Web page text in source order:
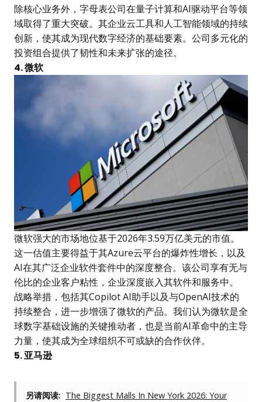
除核心业务外，字母表公司在量子计算和AI驱动平台等领
域取得了重大突破。其企业云工具和人工智能领域的持续
创新，使其成为现代数字经济的基础要素。公司多元化的
投资组合提供了韧性和未来扩张的途径。
4. 微软
微软强大的市场地位基于2026年3.59万亿美元的市值。
这一估值主要得益于其Azure云平台的爆炸性增长，以及
AI在其广泛企业软件套件中的深度整合。该公司享有无与
伦比的企业客户粘性，企业深度嵌入其软件和服务中。
战略举措，包括其Copilot AI助手以及与OpenAI技术的
持续整合，进一步增强了微软的产品。我们认为微软是全
球数字基础设施的关键推动者，也是当前AI革命中的主导
力量，使其成为全球组织不可或缺的合作伙伴。
5. 亚马逊
另请阅读: The Biggest Malls In New York 2026: Your